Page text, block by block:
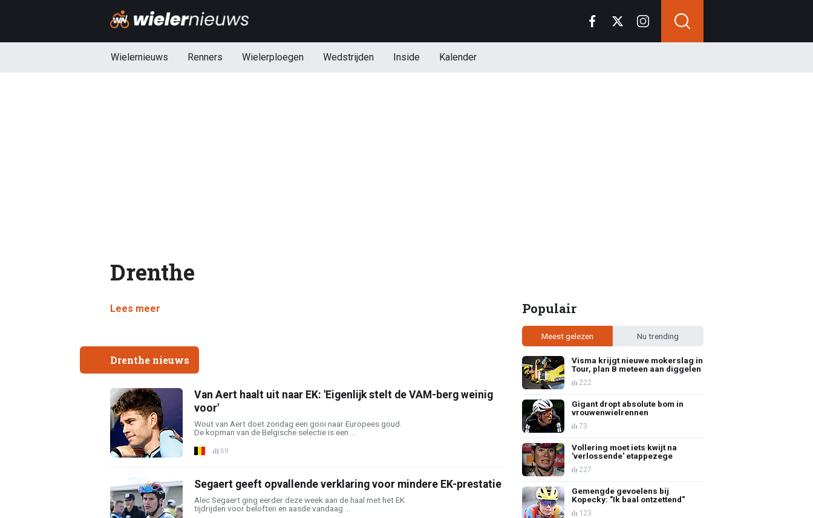
Wielernieuws Renners Wielerploegen Wedstrijden Inside Kalender
Drenthe
Lees meer
Drenthe nieuws
Van Aert haalt uit naar EK: 'Eigenlijk stelt de VAM-berg weinig
voor'
Wout van Aert doet zondag een gooi naar Europees goud.
De kopman van de Belgische selectie is een ...
69
Segaert geeft opvallende verklaring voor mindere EK-prestatie
Alec Segaert ging eerder deze week aan de haal met het EK
tijdrijden voor beloften en aasde vandaag ...
Populair
Meest gelezen Nu trending
Visma krijgt nieuwe mokerslag in
Tour, plan B meteen aan diggelen
222
Gigant dropt absolute bom in
vrouwenwielrennen
73
Vollering moet iets kwijt na
'verlossende' etappezege
227
Gemengde gevoelens bij
Kopecky: "Ik baal ontzettend"
123